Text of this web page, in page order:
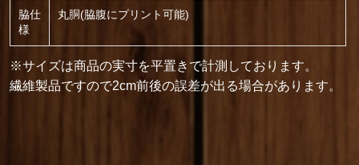
脇仕
様
丸胴(脇腹にプリント可能)
※サイズは商品の実寸を平置きで計測しております。
繊維製品ですので2cm前後の誤差が出る場合があります。